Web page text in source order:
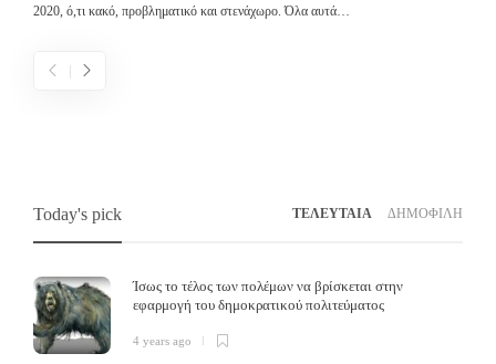
2020, ό,τι κακό, προβληματικό και στενάχωρο. Όλα αυτά…
Today's pick ΤΕΛΕΥΤΑΙΑ ΔΗΜΟΦΙΛΗ
Ίσως το τέλος των πολέμων να βρίσκεται στην
εφαρμογή του δημοκρατικού πολιτεύματος
4 years ago